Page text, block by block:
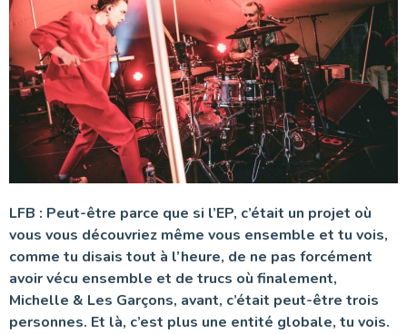
LFB : Peut-être parce que si l’EP, c’était un projet où
vous vous découvriez même vous ensemble et tu vois,
comme tu disais tout à l’heure, de ne pas forcément
avoir vécu ensemble et de trucs où finalement,
Michelle & Les Garçons, avant, c’était peut-être trois
personnes. Et là, c’est plus une entité globale, tu vois.